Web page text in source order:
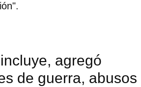
agregó
de guerra, abusos